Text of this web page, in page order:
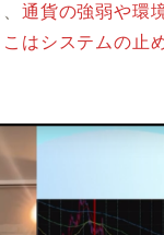
通貨の強弱や環
はシステムの止